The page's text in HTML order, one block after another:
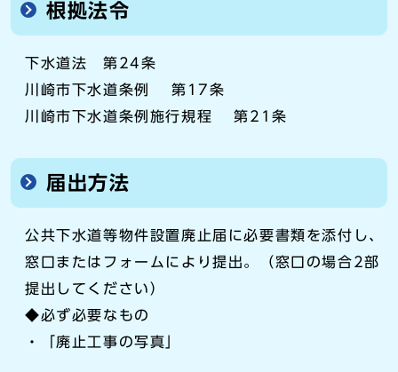
根拠法令
下水道法 第24条
川崎市下水道条例 第17条
川崎市下水道条例施行規程 第21条
届出方法
公共下水道等物件設置廃止届に必要書類を添付し、
窓口またはフォームにより提出。（窓口の場合2部
提出してください）
◆必ず必要なもの
・「廃止工事の写真」